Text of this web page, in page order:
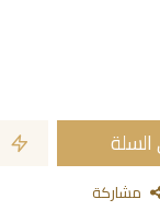
مشاركة